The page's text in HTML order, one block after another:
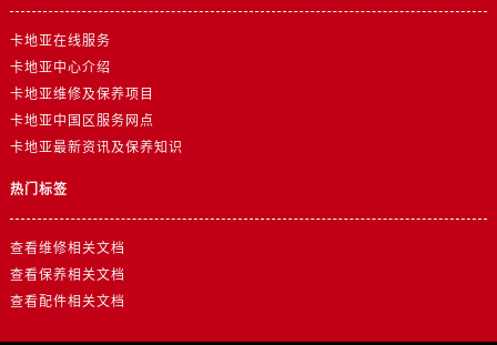
卡地亚在线服务
卡地亚中心介绍
卡地亚维修及保养项目
卡地亚中国区服务网点
卡地亚最新资讯及保养知识
热门标签
查看维修相关文档
查看保养相关文档
查看配件相关文档